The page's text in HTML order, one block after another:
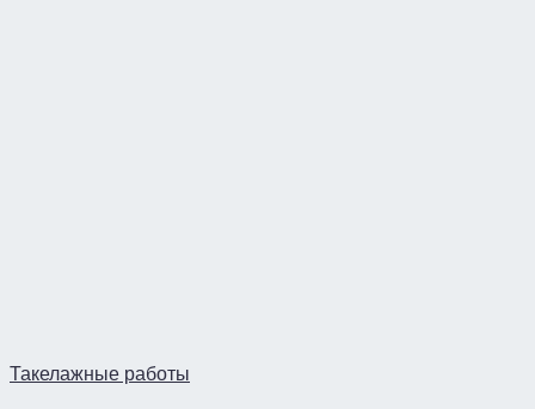
Такелажные работы